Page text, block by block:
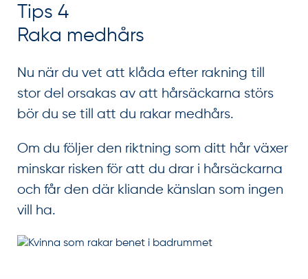
Tips 4
Raka medhårs
Nu när du vet att klåda efter rakning till
stor del orsakas av att hårsäckarna störs
bör du se till att du rakar medhårs.
Om du följer den riktning som ditt hår växer
minskar risken för att du drar i hårsäckarna
och får den där kliande känslan som ingen
vill ha.